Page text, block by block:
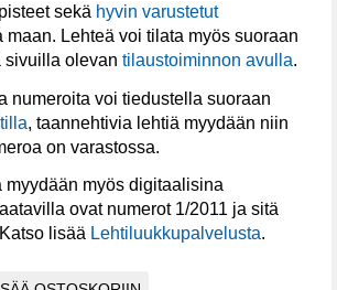
sekä hyvin varustetut
maan. Lehteä voi tilata myös suoraan
sivuilla olevan tilaustoiminnon avulla.
numeroita voi tiedustella suoraan
, taannehtivia lehtiä myydään niin
on varastossa.
myydään myös digitaalisina
ovat numerot 1/2011 ja sitä
lisää Lehtiluukkupalvelusta.